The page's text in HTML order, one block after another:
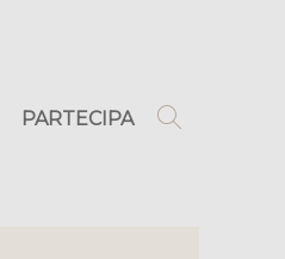
PARTECIPA